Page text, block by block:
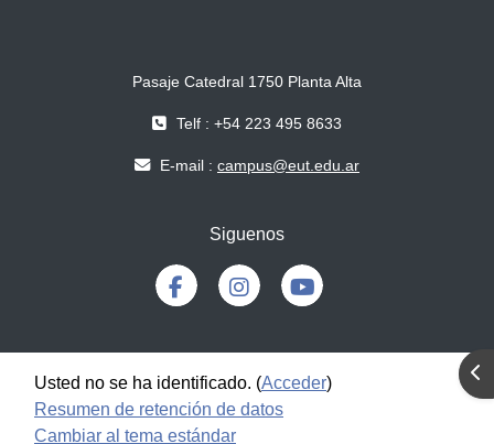
Pasaje Catedral 1750 Planta Alta
Telf : +54 223 495 8633
E-mail : campus@eut.edu.ar
Siguenos
Usted no se ha identificado. (Acceder)
Resumen de retención de datos
Cambiar al tema estándar